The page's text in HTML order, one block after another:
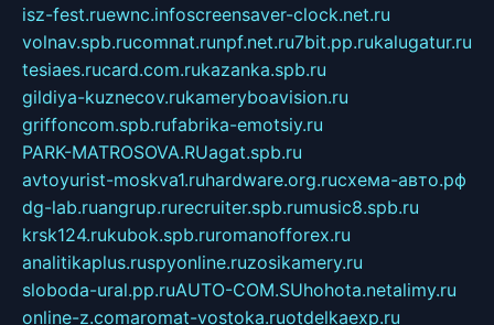
isz-fest.ruewnc.infoscreensaver-clock.net.ru
volnav.spb.rucomnat.runpf.net.ru7bit.pp.rukalugatur.ru
tesiaes.rucard.com.rukazanka.spb.ru
gildiya-kuznecov.rukameryboavision.ru
griffoncom.spb.rufabrika-emotsiy.ru
PARK-MATROSOVA.RUagat.spb.ru
avtoyurist-moskva1.ruhardware.org.ruсхема-авто.рф
dg-lab.ruangrup.rurecruiter.spb.rumusic8.spb.ru
krsk124.rukubok.spb.ruromanofforex.ru
analitikaplus.ruspyonline.ruzosikamery.ru
sloboda-ural.pp.ruAUTO-COM.SUhohota.netalimy.ru
online-z.comaromat-vostoka.ruotdelkaexp.ru